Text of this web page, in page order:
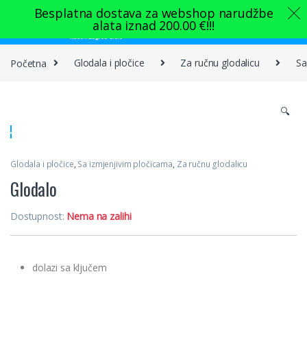
Skip to navigation
Skip to content
Početna Glodala i pločice Za ručnu glodalicu
🔍
Glodala i pločice, Sa izmjenjivim pločicama, Za ručnu glodalicu
Glodalo
Dostupnost: Nema na zalihi
dolazi sa ključem
Besplatna dostava za webshop narudžbe
alata iznad 200.00 €!!!